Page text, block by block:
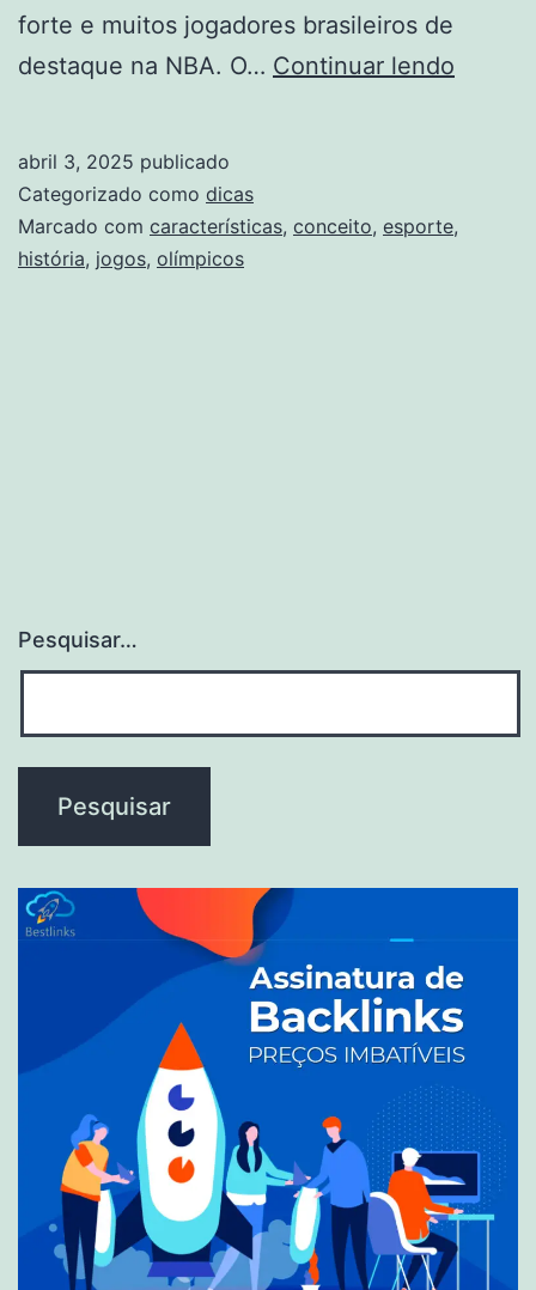
forte e muitos jogadores brasileiros de
destaque na NBA. O… Continuar lendo
e
abril 3, 2025 publicado
Categorizado como dicas
Marcado com características, conceito, esporte,
história, jogos, olímpicos
Pesquisar…